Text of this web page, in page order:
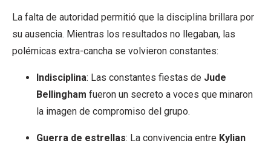
La falta de autoridad permitió que la disciplina brillara por
su ausencia. Mientras los resultados no llegaban, las
polémicas extra-cancha se volvieron constantes:
Indisciplina: Las constantes fiestas de Jude
Bellingham fueron un secreto a voces que minaron
la imagen de compromiso del grupo.
Guerra de estrellas: La convivencia entre Kylian